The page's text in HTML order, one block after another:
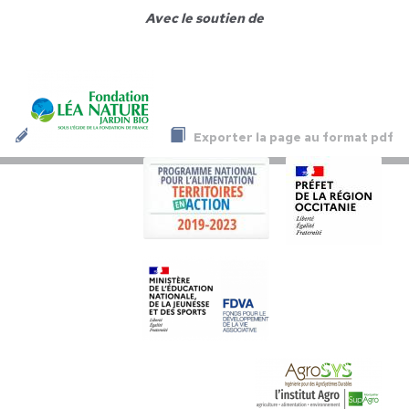
Exporter la page au format pdf
Avec le soutien de